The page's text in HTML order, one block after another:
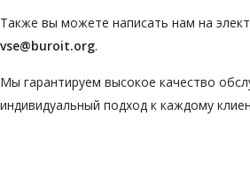
Также вы можете написать нам на
vse@buroit.org.
Мы гарантируем высокое качество
индивидуальный подход к каждому